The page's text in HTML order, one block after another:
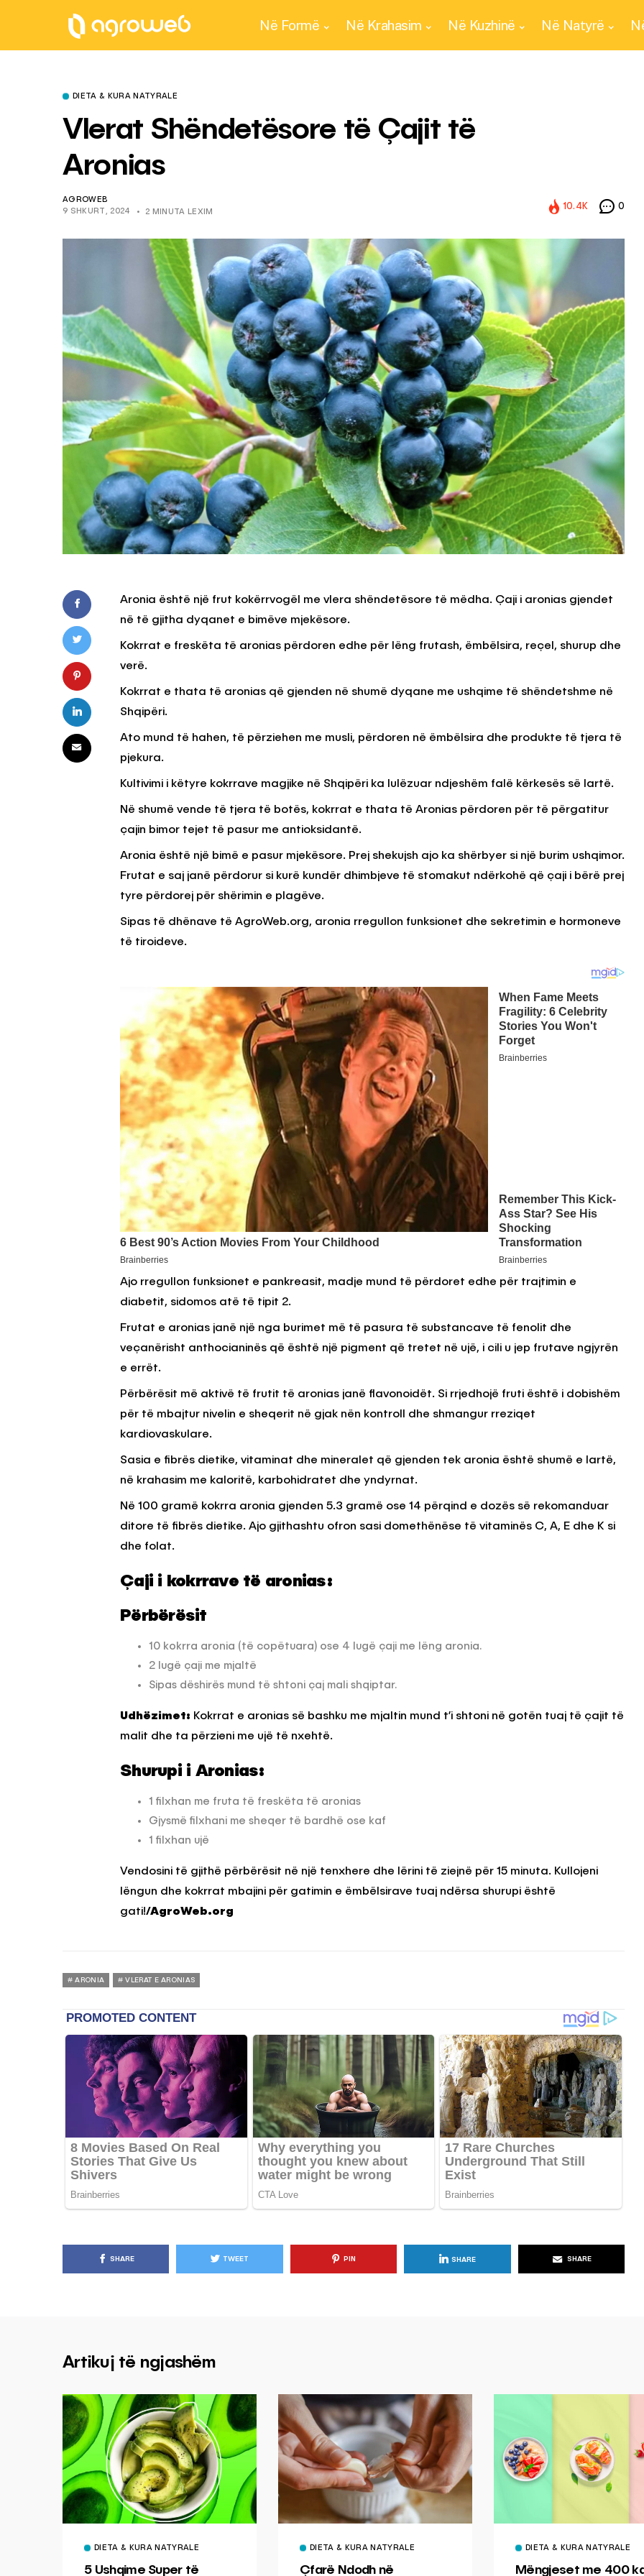
Në Formë Në Krahasim Në Kuzhinë Në Natyrë
DIETA & KURA NATYRALE
Vlerat Shëndetësore të Çajit të
Aronias
AGROWEB
9 SHKURT, 2024
2 MINUTA LEXIM
10.4K 0
Aronia është një frut kokërrvogël me vlera shëndetësore të mëdha. Çaji i aronias gjendet
në të gjitha dyqanet e bimëve mjekësore.
Kokrrat e freskëta të aronias përdoren edhe për lëng frutash, ëmbëlsira, reçel, shurup dhe
verë.
Kokrrat e thata të aronias që gjenden në shumë dyqane me ushqime të shëndetshme në
Shqipëri.
Ato mund të hahen, të përziehen me musli, përdoren në ëmbëlsira dhe produkte të tjera të
pjekura.
Kultivimi i këtyre kokrrave magjike në Shqipëri ka lulëzuar ndjeshëm falë kërkesës së lartë.
Në shumë vende të tjera të botës, kokrrat e thata të Aronias përdoren për të përgatitur
çajin bimor tejet të pasur me antioksidantë.
Aronia është një bimë e pasur mjekësore. Prej shekujsh ajo ka shërbyer si një burim ushqimor.
Frutat e saj janë përdorur si kurë kundër dhimbjeve të stomakut ndërkohë që çaji i bërë prej
tyre përdorej për shërimin e plagëve.
Sipas të dhënave të AgroWeb.org, aronia rregullon funksionet dhe sekretimin e hormoneve
të tiroideve.
Ajo rregullon funksionet e pankreasit, madje mund të përdoret edhe për trajtimin e
diabetit, sidomos atë të tipit 2.
Frutat e aronias janë një nga burimet më të pasura të substancave të fenolit dhe
veçanërisht anthocianinës që është një pigment që tretet në ujë, i cili u jep frutave ngjyrën
e errët.
Përbërësit më aktivë të frutit të aronias janë flavonoidët. Si rrjedhojë fruti është i dobishëm
për të mbajtur nivelin e sheqerit në gjak nën kontroll dhe shmangur rreziqet
kardiovaskulare.
Sasia e fibrës dietike, vitaminat dhe mineralet që gjenden tek aronia është shumë e lartë,
në krahasim me kaloritë, karbohidratet dhe yndyrnat.
Në 100 gramë kokrra aronia gjenden 5.3 gramë ose 14 përqind e dozës së rekomanduar
ditore të fibrës dietike. Ajo gjithashtu ofron sasi domethënëse të vitaminës C, A, E dhe K si
dhe folat.
Çaji i kokrrave të aronias:
Përbërësit
10 kokrra aronia (të copëtuara) ose 4 lugë çaji me lëng aronia.
2 lugë çaji me mjaltë
Sipas dëshirës mund të shtoni çaj mali shqiptar.
Udhëzimet: Kokrrat e aronias së bashku me mjaltin mund t’i shtoni në gotën tuaj të çajit të
malit dhe ta përzieni me ujë të nxehtë.
Shurupi i Aronias:
1 filxhan me fruta të freskëta të aronias
Gjysmë filxhani me sheqer të bardhë ose kaf
1 filxhan ujë
Vendosini të gjithë përbërësit në një tenxhere dhe lërini të ziejnë për 15 minuta. Kullojeni
lëngun dhe kokrrat mbajini për gatimin e ëmbëlsirave tuaj ndërsa shurupi është
gati!/AgroWeb.org
ARONIA VLERAT E ARONIAS
SHARE TWEET PIN SHARE SHARE
KËSHILLA & IDE
Letrën e Aluminit për Ruajtjen
e Ushqimeve
KËSHILLA & IDE
Vijnë Nga Akulloret e
Vjetëruara
Artikuj të ngjashëm
DIETA & KURA NATYRALE
5 Ushqime Super të
DIETA & KURA NATYRALE
Çfarë Ndodh në
DIETA & KURA NATYRALE
Mëngjeset me 400